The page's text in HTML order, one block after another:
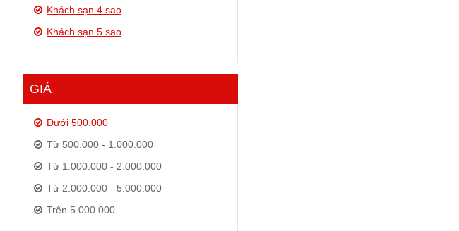
Khách sạn 4 sao
Khách sạn 5 sao
GIÁ
Dưới 500.000
Từ 500.000 - 1.000.000
Từ 1.000.000 - 2.000.000
Từ 2.000.000 - 5.000.000
Trên 5.000.000